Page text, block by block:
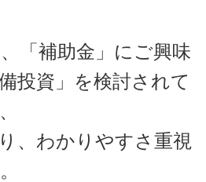
「補助金」にご興味
投資」を検討されて
、わかりやすさ重視